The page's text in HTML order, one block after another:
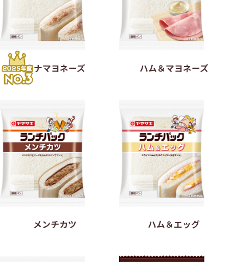
ツナマヨネーズ ハム＆マヨネーズ
メンチカツ ハム＆エッグ